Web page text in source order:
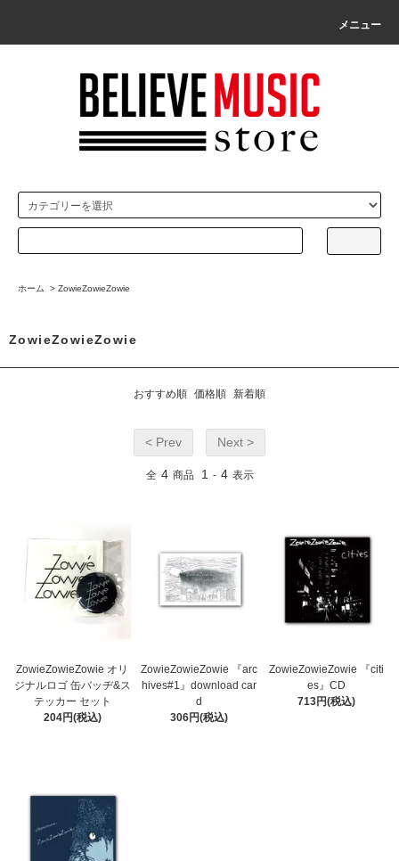
メニュー
ホーム > ZowieZowieZowie
ZowieZowieZowie
おすすめ順 価格順 新着順
< Prev Next >
全 4 商品 1 - 4 表示
ZowieZowieZowie オリ
ジナルロゴ 缶バッヂ&ス
テッカー セット
204円(税込)
ZowieZowieZowie 『arc
hives#1』download car
d
306円(税込)
ZowieZowieZowie 『citi
es』CD
713円(税込)